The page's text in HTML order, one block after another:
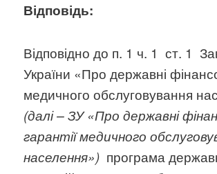
Відповідь:
Відповідно до п. 1 ч. 1 ст. 1
України «Про державні
медичного обслуговування
(далі – ЗУ «Про державні
гарантії медичного
населення») програма